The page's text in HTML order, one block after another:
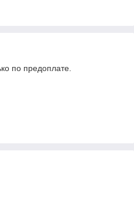
по предоплате.